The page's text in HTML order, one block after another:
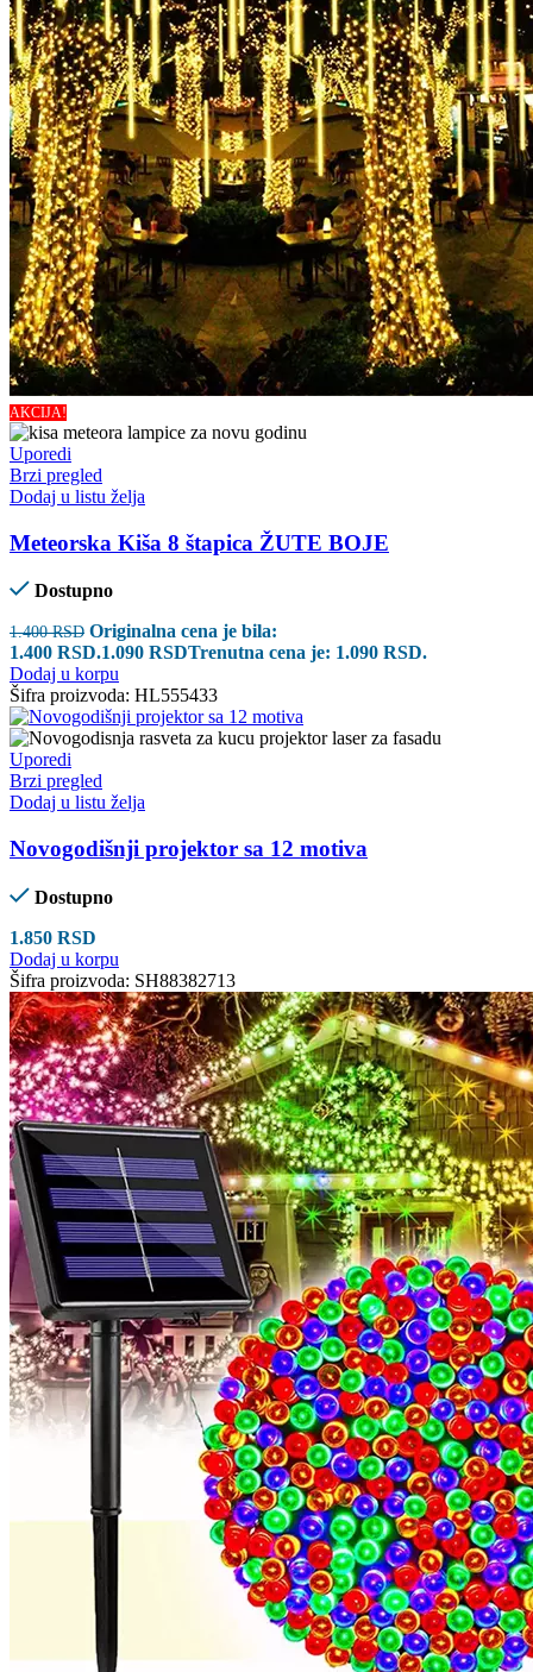
AKCIJA!
Uporedi
Brzi pregled
Dodaj u listu želja
Meteorska Kiša 8 štapica ŽUTE BOJE
Dostupno
1.400RSD Originalna cena je bila:
1.400 RSD.1.090 RSDTrenutna cena je: 1.090 RSD.
Dodaj u korpu
Šifra proizvoda: HL555433
Uporedi
Brzi pregled
Dodaj u listu želja
Novogodišnji projektor sa 12 motiva
Dostupno
1.850 RSD
Dodaj u korpu
Šifra proizvoda: SH88382713